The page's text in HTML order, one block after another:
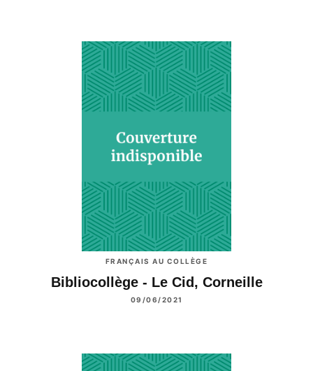
FRANÇAIS AU COLLÈGE
Bibliocollège - Le Cid, Corneille
09/06/2021